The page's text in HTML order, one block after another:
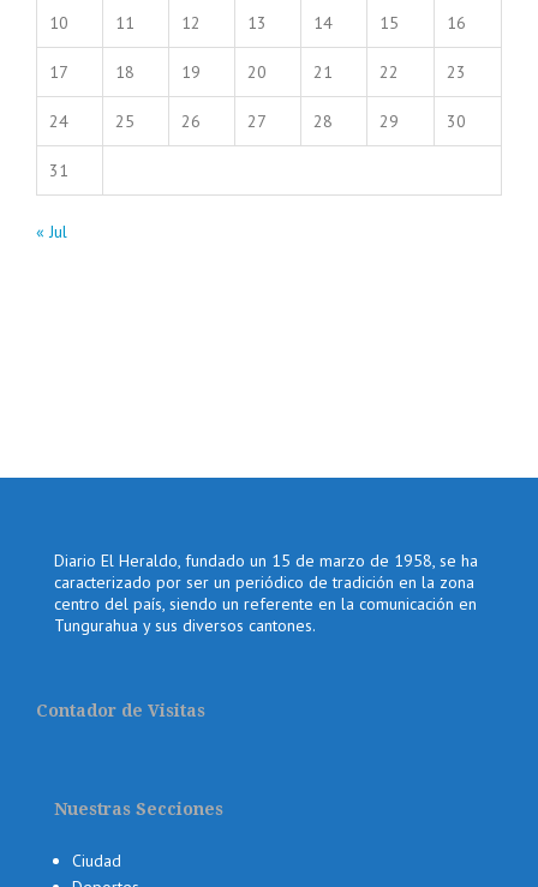
10 11 12 13 14 15 16
17 18 19 20 21 22 23
24 25 26 27 28 29 30
31
« Jul
Diario El Heraldo, fundado un 15 de marzo de 1958, se ha
caracterizado por ser un periódico de tradición en la zona
centro del país, siendo un referente en la comunicación en
Tungurahua y sus diversos cantones.
Contador de Visitas
Nuestras Secciones
Ciudad